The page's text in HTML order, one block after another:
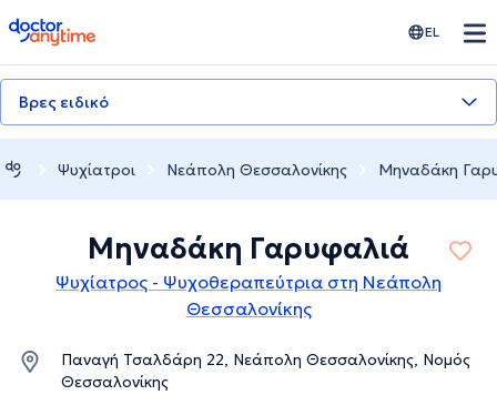
doctoranytime EL
Βρες ειδικό
Ψυχίατροι Νεάπολη Θεσσαλονίκης Μηναδάκη
Μηναδάκη Γαρυφαλιά
Ψυχίατρος - Ψυχοθεραπεύτρια στη Νεάπολη
Θεσσαλονίκης
Παναγή Τσαλδάρη 22, Νεάπολη Θεσσαλονίκης, Νομός
Θεσσαλονίκης